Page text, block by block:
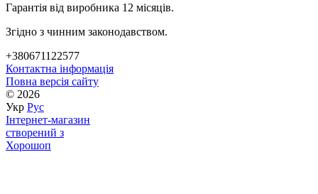
Гарантія від виробника 12 місяців.
Згідно з чинним законодавством.
+380671122577
Контактна інформація
Повна версія сайту
© 2026
Укр Рус
Інтернет-магазин
створений з
Хорошоп